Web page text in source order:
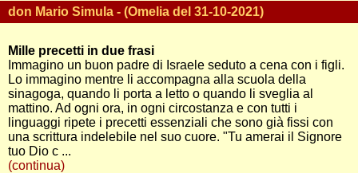
don Mario Simula - (Omelia del 31-10-2021)
Mille precetti in due frasi
Immagino un buon padre di Israele seduto a cena con i figli.
Lo immagino mentre li accompagna alla scuola della
sinagoga, quando li porta a letto o quando li sveglia al
mattino. Ad ogni ora, in ogni circostanza e con tutti i
linguaggi ripete i precetti essenziali che sono già fissi con
una scrittura indelebile nel suo cuore. "Tu amerai il Signore
tuo Dio c ...
(continua)